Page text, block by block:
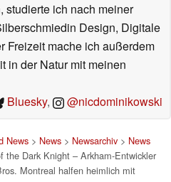
studierte ich nach meiner
Design, Digitale
Freizeit mache ich außerdem
in der Natur mit meinen
Bluesky, @nicdominikowski
News> News> Newsarchiv> News
Dark Knight – Arkham-Entwickler
Montreal halfen heimlich mit